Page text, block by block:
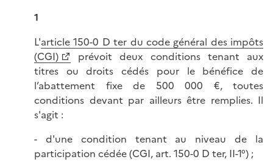
1
L'article 150-0 D ter du code général des impôts
(CGI)
prévoit deux conditions tenant aux
titres ou droits cédés pour le bénéfice de
l’abattement fixe de 500 000 €, toutes
conditions devant par ailleurs être remplies. Il
s'agit :
- d'une condition tenant au niveau de la
participation cédée (CGI, art. 150-0 D ter, II-1°) ;